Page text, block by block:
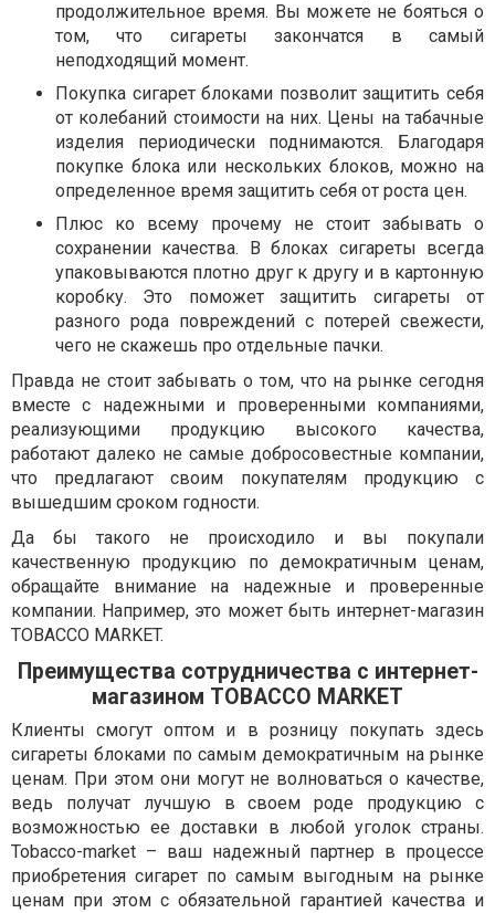
продолжительное время. Вы можете не бояться о
том, что сигареты закончатся в самый
неподходящий момент.
Покупка сигарет блоками позволит защитить себя
от колебаний стоимости на них. Цены на табачные
изделия периодически поднимаются. Благодаря
покупке блока или нескольких блоков, можно на
определенное время защитить себя от роста цен.
Плюс ко всему прочему не стоит забывать о
сохранении качества. В блоках сигареты всегда
упаковываются плотно друг к другу и в картонную
коробку. Это поможет защитить сигареты от
разного рода повреждений с потерей свежести,
чего не скажешь про отдельные пачки.
Правда не стоит забывать о том, что на рынке сегодня
вместе с надежными и проверенными компаниями,
реализующими продукцию высокого качества,
работают далеко не самые добросовестные компании,
что предлагают своим покупателям продукцию с
вышедшим сроком годности.
Да бы такого не происходило и вы покупали
качественную продукцию по демократичным ценам,
обращайте внимание на надежные и проверенные
компании. Например, это может быть интернет-магазин
TOBACCO MARKET.
Преимущества сотрудничества с интернет-
магазином TOBACCO MARKET
Клиенты смогут оптом и в розницу покупать здесь
сигареты блоками по самым демократичным на рынке
ценам. При этом они могут не волноваться о качестве,
ведь получат лучшую в своем роде продукцию с
возможностью ее доставки в любой уголок страны.
Tobacco-market – ваш надежный партнер в процессе
приобретения сигарет по самым выгодным на рынке
ценам при этом с обязательной гарантией качества и